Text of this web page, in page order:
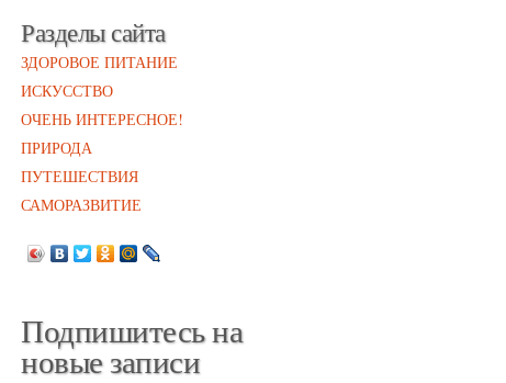
Разделы сайта
ЗДОРОВОЕ ПИТАНИЕ
ИСКУССТВО
ОЧЕНЬ ИНТЕРЕСНОЕ!
ПРИРОДА
ПУТЕШЕСТВИЯ
САМОРАЗВИТИЕ
Подпишитесь на
новые записи